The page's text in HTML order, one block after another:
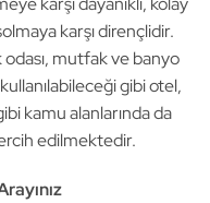
karşı dirençlidir.
odası, mutfak ve banyo
gibi otel,
kamu alanlarında da
edilmektedir.